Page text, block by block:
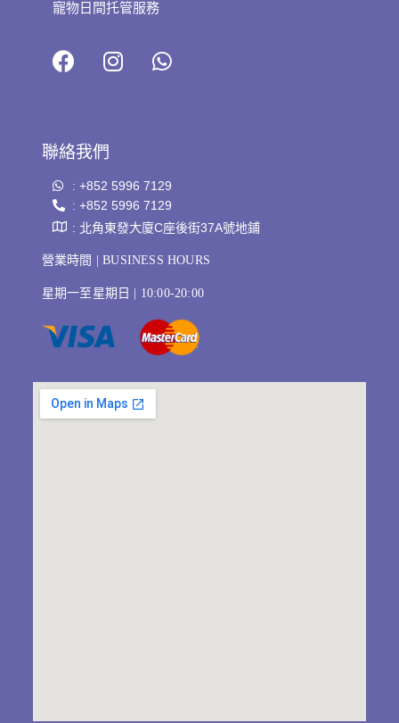
寵物日間托管服務
聯絡我們
: +852 5996 7129
: +852 5996 7129
: 北角東發大廈C座後街37A號地鋪
營業時間 | BUSINESS HOURS
星期一至星期日 | 10:00-20:00